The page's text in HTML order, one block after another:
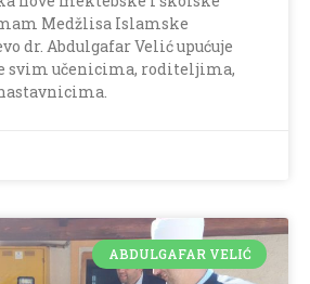
Medžlisa Islamske
dr. Abdulgafar Velić upućuje
svim učenicima, roditeljima,
ABDULGAFAR VELIĆ